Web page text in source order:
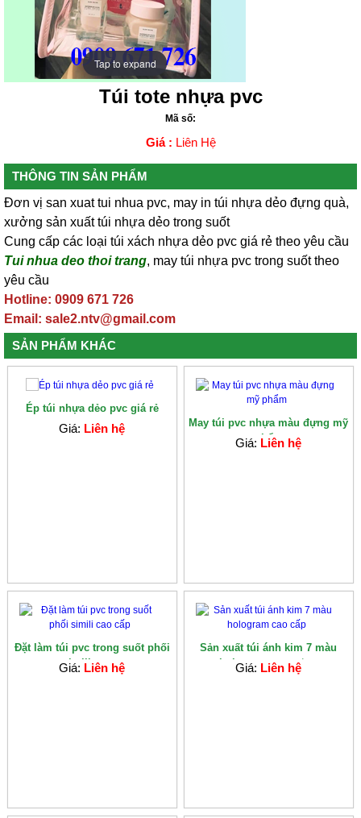
Tap to expand
Tap to expand
Túi tote nhựa pvc
Mã số:
Giá : Liên Hệ
THÔNG TIN SẢN PHẨM
Đơn vị san xuat tui nhua pvc, may in túi nhựa dẻo đựng quà,
xưởng sản xuất túi nhựa dẻo trong suốt
Cung cấp các loại túi xách nhựa dẻo pvc giá rẻ theo yêu cầu
Tui nhua deo thoi trang, may túi nhựa pvc trong suốt theo
yêu cầu
Hotline: 0909 671 726
Email: sale2.ntv@gmail.com
SẢN PHẨM KHÁC
Ép túi nhựa dẻo pvc giá rẻ
Giá: Liên hệ
May túi pvc nhựa màu đựng mỹ
phẩm
Giá: Liên hệ
Đặt làm túi pvc trong suốt phối
simili cao...
Giá: Liên hệ
Sản xuất túi ánh kim 7 màu
hologram cao c�...
Giá: Liên hệ